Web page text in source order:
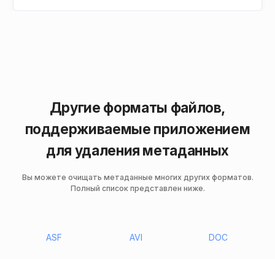
Другие форматы файлов,
поддерживаемые приложением
для удаления метаданных
Вы можете очищать метаданные многих других форматов.
Полный список представлен ниже.
ASF AVI DOC